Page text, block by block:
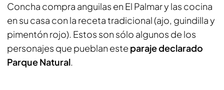
Concha compra anguilas en El Palmar y las cocina
en su casa con la receta tradicional (ajo, guindilla y
pimentón rojo). Estos son sólo algunos de los
personajes que pueblan este paraje declarado
Parque Natural.